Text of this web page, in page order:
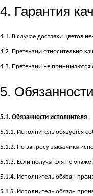
4. Гарантия
4.1. В случае доставки цветов
4.2. Претензии относительно
4.3. Претензии не принимаются
5.
5.1. Обязанности исполнителя
5.1.1. Исполнитель обязуется
5.1.2. По запросу заказчика
5.1.3. Если получателя не
5.1.4. Исполнитель обязан
5.1.5. Исполнитель обязан